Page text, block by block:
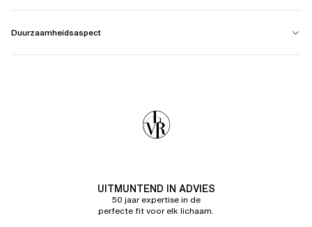
Duurzaamheidsaspect
UITMUNTEND IN ADVIES
50 jaar expertise in de
perfecte fit voor elk lichaam.